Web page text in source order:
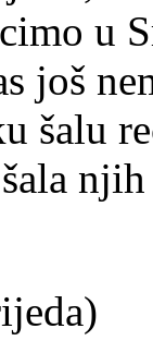
u
još
šalu